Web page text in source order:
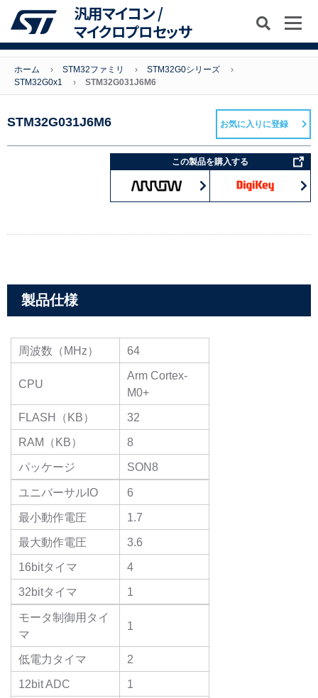
汎用マイコン /
マイクロプロセッサ
ホーム STM32ファミリ
STM32G0シリーズ
STM32G0x1
STM32G031J6M6
STM32G031J6M6
この製品を購入する
お気に入りに登録
製品仕様
周波数（MHz） 64
CPU
Arm Cortex-
M0+
FLASH（KB）
32
RAM（KB）
8
パッケージ
SON8
ユニバーサルIO
6
最小動作電圧
1.7
最大動作電圧
3.6
16bitタイマ
4
32bitタイマ
1
モータ制御用タイ
マ
1
低電力タイマ
2
12bit ADC
1